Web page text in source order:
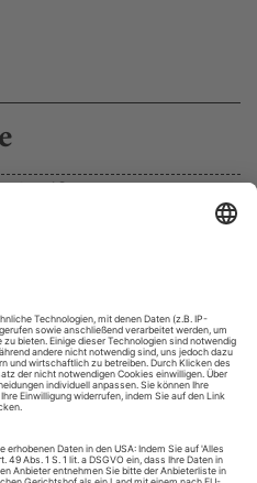
Kein Ballett von Erna
Kreisch-Operette wäre.
Angstschreie, Freudenschreie,
Monsterschreie,
Ómarsdóttir lehrt mit ihrer
der Differenzierung auch
2017